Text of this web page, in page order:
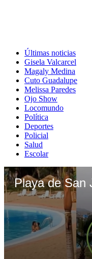
Últimas noticias
Gisela Valcarcel
Magaly Medina
Cuto Guadalupe
Melissa Paredes
Ojo Show
Locomundo
Política
Deportes
Policial
Salud
Escolar